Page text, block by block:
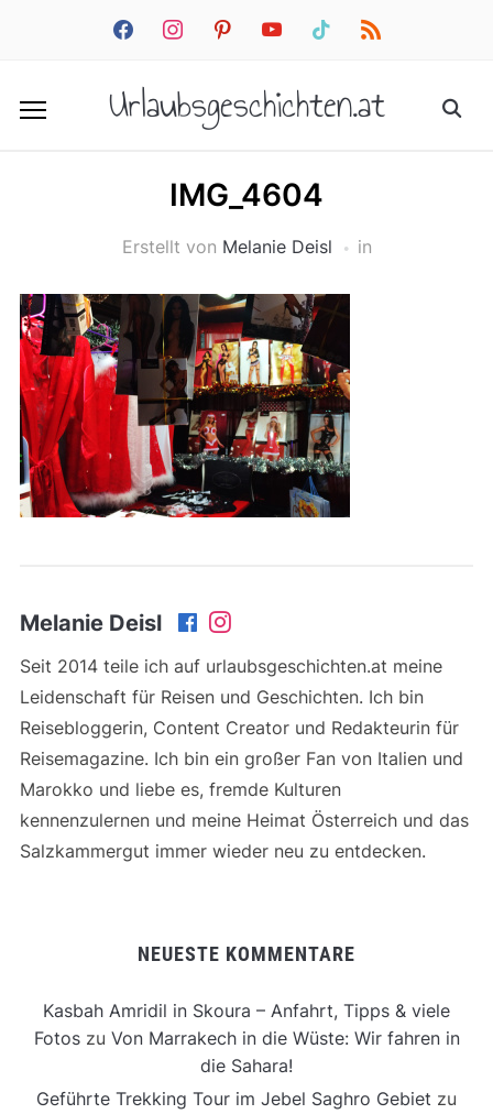
facebookinstagrampinterestyoutube tiktok rss
Urlaubsgeschichten.at
IMG_4604
Erstellt von Melanie Deisl in
Melanie Deisl
Seit 2014 teile ich auf urlaubsgeschichten.at meine
Leidenschaft für Reisen und Geschichten. Ich bin
Reisebloggerin, Content Creator und Redakteurin für
Reisemagazine. Ich bin ein großer Fan von Italien und
Marokko und liebe es, fremde Kulturen
kennenzulernen und meine Heimat Österreich und das
Salzkammergut immer wieder neu zu entdecken.
NEUESTE KOMMENTARE
Kasbah Amridil in Skoura – Anfahrt, Tipps & viele
Fotoszu Von Marrakech in die Wüste: Wir fahren in
die Sahara!
Geführte Trekking Tour im Jebel Saghro Gebiet zu